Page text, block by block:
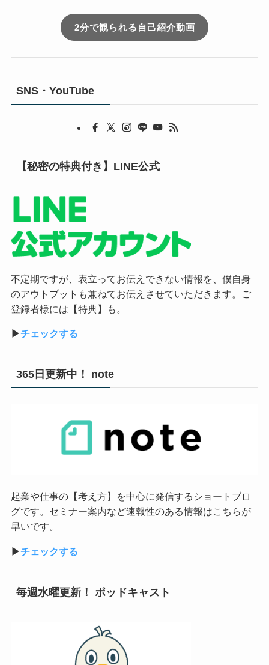
2分で観られる自己紹介動画
SNS・YouTube
【秘密の特典付き】LINE公式
不定期ですが、表立ってお伝えできない情報を、僕自身
のアウトプットも兼ねてお伝えさせていただきます。ご
登録者様には【特典】も。
▶︎チェックする
365日更新中！ note
起業や仕事の【考え方】を中心に発信するショートブロ
グです。セミナー案内など速報性のある情報はこちらが
早いです。
▶︎チェックする
毎週水曜更新！ ポッドキャスト